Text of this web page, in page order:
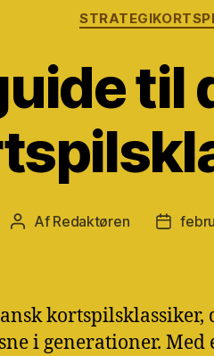
til
Indlægsforfatter
Af Redaktøren
i generationer. Med